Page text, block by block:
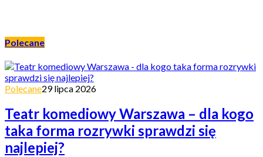
Polecane
Polecane29 lipca 2026
Teatr komediowy Warszawa – dla kogo
taka forma rozrywki sprawdzi się
najlepiej?